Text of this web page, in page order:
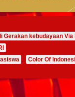
Gerakan kebudayaan Via
Color Of